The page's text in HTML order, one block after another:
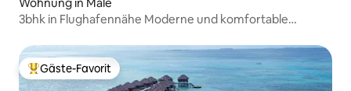
3bhk in Flughafennähe Moderne und komfortable
Beliebter Gäste-Favorit.
Gäste-Favorit